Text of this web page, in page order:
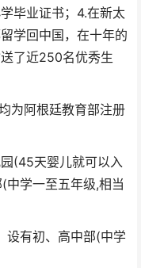
毕业证书；4.在新太
学回中国，在十年的
了近250名优秀生
阿根廷教育部注册
(45天婴儿就可以入
中学一至五年级,相当
有初、高中部(中学